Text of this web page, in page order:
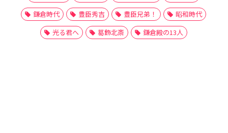
鎌倉時代
豊臣秀吉 豊臣兄弟！
昭和時代
光る君へ
葛飾北斎 鎌倉殿の13人